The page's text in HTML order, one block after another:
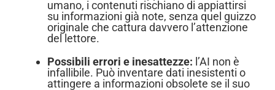
umano, i contenuti rischiano di appiattirsi
su informazioni già note, senza quel guizzo
originale che cattura davvero l’attenzione
del lettore.
Possibili errori e inesattezze: l’AI non è
infallibile. Può inventare dati inesistenti o
attingere a informazioni obsolete se il suo